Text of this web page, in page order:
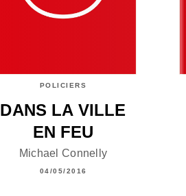
POLICIERS
DANS LA VILLE
EN FEU
Michael Connelly
04/05/2016